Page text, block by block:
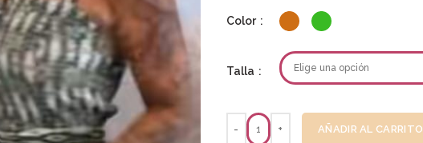
Color
Talla
AÑADIR AL CARRITO